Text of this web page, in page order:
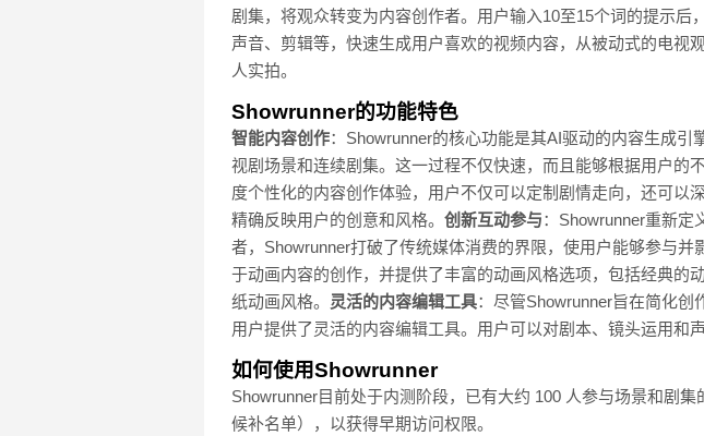
剧集，将观众转变为内容创作者。用户输入10至15个词的提示后
声音、剪辑等，快速生成用户喜欢的视频内容，从被动式的电
人实拍。
Showrunner的功能特色
智能内容创作：Showrunner的核心功能是其AI驱动的内容生成
视剧场景和连续剧集。这一过程不仅快速，而且能够根据用户的
度个性化的内容创作体验，用户不仅可以定制剧情走向，还可
精确反映用户的创意和风格。 创新互动参与：Showrunner重新定
者，Showrunner打破了传统媒体消费的界限，使用户能够参与并
于动画内容的创作，并提供了丰富的动画风格选项，包括经典的
纸动画风格。 灵活的内容编辑工具：尽管Showrunner旨在简化
用户提供了灵活的内容编辑工具。用户可以对剧本、镜头运用和
如何使用Showrunner
Showrunner目前处于内测阶段，已有大约 100 人参与场景和剧
候补名单），以获得早期访问权限。